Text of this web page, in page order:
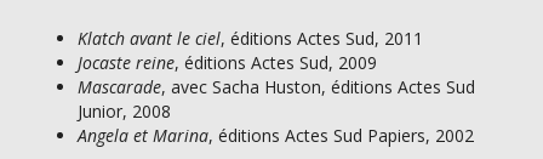
Klatch avant le ciel, éditions Actes Sud, 2011
Jocaste reine, éditions Actes Sud, 2009
Mascarade, avec Sacha Huston, éditions Actes Sud
Junior, 2008
Angela et Marina, éditions Actes Sud Papiers, 2002